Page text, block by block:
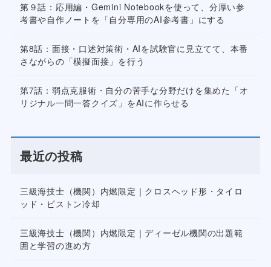
第９話：応用編・Gemini Notebookを使って、分厚い参
考書や自作ノートを「自分専用のAI参考書」にする
第8話：面接・口述対策術・AIを試験官に見立てて、本番
さながらの「模擬面接」を行う
第7話：弱点克服術・自分の苦手な分野だけを集めた「オ
リジナル一問一答クイズ」をAIに作らせる
最近の投稿
三級海技士（機関）内燃限定｜クロスヘッド形・タイロ
ッド・ピストン冷却
三級海技士（機関）内燃限定｜ディーゼル機関の出題範
囲と学習の進め方